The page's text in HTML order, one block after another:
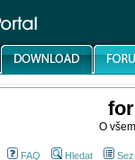
O
FAQ Hledat